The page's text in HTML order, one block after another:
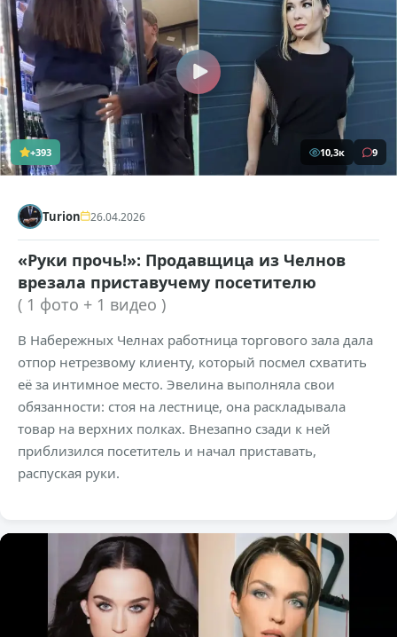
+393 10,3к 9
Turion 26.04.2026
«Руки прочь!»: Продавщица из Челнов
врезала приставучему посетителю
( 1 фото + 1 видео )
В Набережных Челнах работница торгового зала дала
отпор нетрезвому клиенту, который посмел схватить
её за интимное место. Эвелина выполняла свои
обязанности: стоя на лестнице, она раскладывала
товар на верхних полках. Внезапно сзади к ней
приблизился посетитель и начал приставать,
распуская руки.